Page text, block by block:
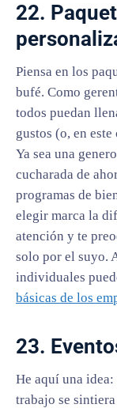
22.
Piensa en los
bufé. Como
todos puedan
gustos (o, en
Ya sea una
cucharada de
programas de
elegir marca la
atención y te
solo por el suyo.
individuales
básicas de los
23.
He aquí una
trabajo se